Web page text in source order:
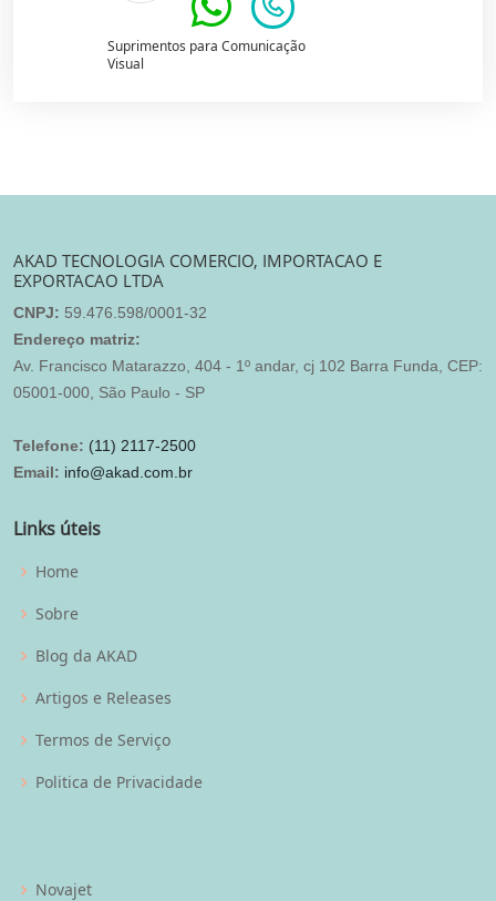
Suprimentos para Comunicação
Visual
AKAD TECNOLOGIA COMERCIO, IMPORTACAO E
EXPORTACAO LTDA
CNPJ: 59.476.598/0001-32
Endereço matriz:
Av. Francisco Matarazzo, 404 - 1º andar, cj 102 Barra Funda, CEP:
05001-000, São Paulo - SP
Telefone: (11) 2117-2500
Email: info@akad.com.br
Links úteis
Home
Sobre
Blog da AKAD
Artigos e Releases
Termos de Serviço
Politica de Privacidade
Novajet